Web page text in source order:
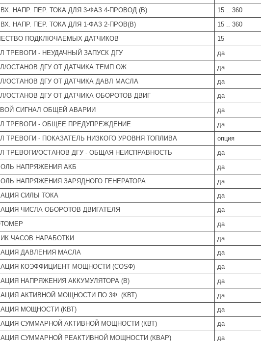
НАПР. ПЕР. ТОКА ДЛЯ 3-ФАЗ 4-ПРОВОД (В)
15 .. 360
НАПР. ПЕР. ТОКА ДЛЯ 1-ФАЗ 2-ПРОВ(В)
15 .. 360
ПОДКЛЮЧАЕМЫХ ДАТЧИКОВ
15
ТРЕВОГИ - НЕУДАЧНЫЙ ЗАПУСК ДГУ
да
ОСТАНОВ ДГУ ОТ ДАТЧИКА ТЕМП ОЖ
да
ОСТАНОВ ДГУ ОТ ДАТЧИКА ДАВЛ МАСЛА
да
ОСТАНОВ ДГУ ОТ ДАТЧИКА ОБОРОТОВ ДВИГ
да
СИГНАЛ ОБЩЕЙ АВАРИИ
да
ТРЕВОГИ - ОБЩЕЕ ПРЕДУПРЕЖДЕНИЕ
да
ТРЕВОГИ - ПОКАЗАТЕЛЬ НИЗКОГО УРОВНЯ ТОПЛИВА
опция
ТРЕВОГИ/ОСТАНОВ ДГУ - ОБЩАЯ НЕИСПРАВНОСТЬ
да
НАПРЯЖЕНИЯ АКБ
да
НАПРЯЖЕНИЯ ЗАРЯДНОГО ГЕНЕРАТОРА
да
СИЛЫ ТОКА
да
ЧИСЛА ОБОРОТОВ ДВИГАТЕЛЯ
да
да
ЧАСОВ НАРАБОТКИ
да
ДАВЛЕНИЯ МАСЛА
да
КОЭФФИЦИЕНТ МОЩНОСТИ (COSΦ)
да
НАПРЯЖЕНИЯ АККУМУЛЯТОРА (В)
да
АКТИВНОЙ МОЩНОСТИ ПО 3Ф. (КВТ)
да
МОЩНОСТИ (КВТ)
да
СУММАРНОЙ АКТИВНОЙ МОЩНОСТИ (КВТ)
да
СУММАРНОЙ РЕАКТИВНОЙ МОЩНОСТИ (КВАР)
да